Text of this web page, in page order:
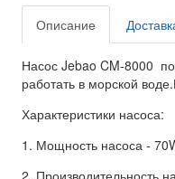
Описание
Насос Jebao CM-8000
работать в морской
Характеристики насоса:
1. Мощность насоса -